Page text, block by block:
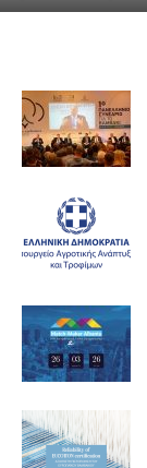
νέα
βαμβάκι.